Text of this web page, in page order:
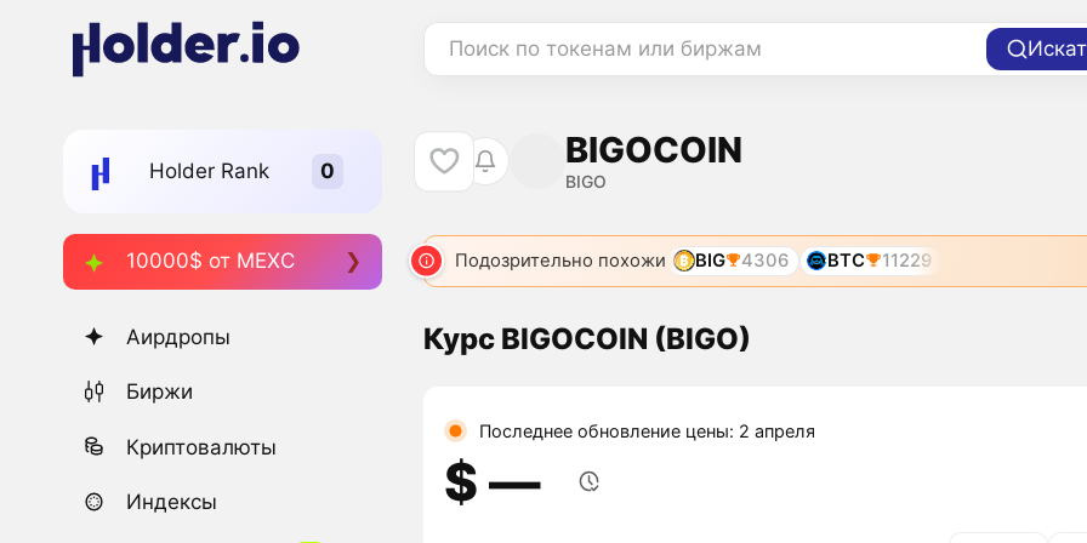
Поиск по токенам или биржам
Holder Rank
10000$ от MEXC
Аирдропы
Биржи
Криптовалюты
Индексы
BIGOCOIN
BIGO
Подозрительно похожи BIG 4306 BTC 11229
Курс BIGOCOIN (BIGO)
Последнее обновление цены: 2 апреля
$ ―